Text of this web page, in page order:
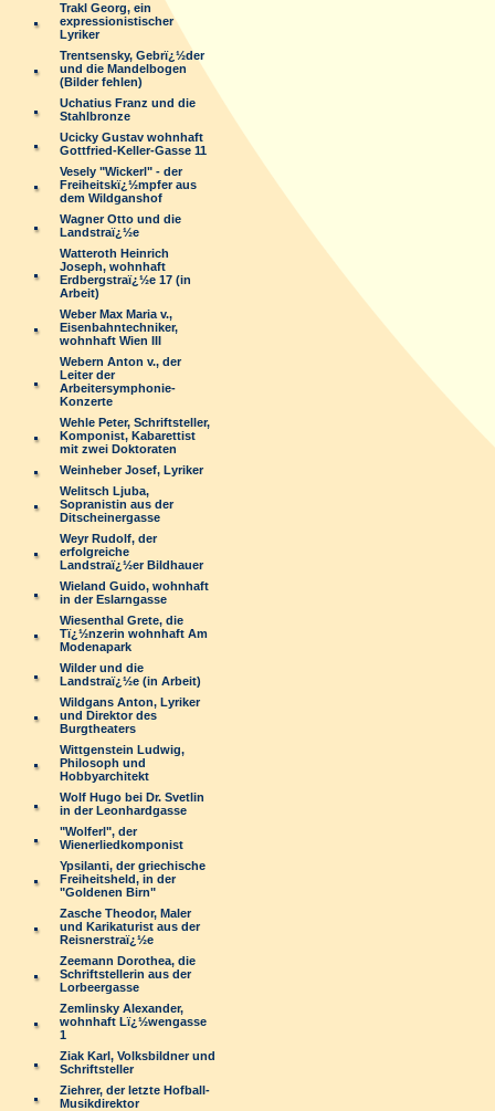
Trakl Georg, ein
expressionistischer
Lyriker
Trentsensky, Gebrï¿½der
und die Mandelbogen
(Bilder fehlen)
Uchatius Franz und die
Stahlbronze
Ucicky Gustav wohnhaft
Gottfried-Keller-Gasse 11
Vesely "Wickerl" - der
Freiheitskï¿½mpfer aus
dem Wildganshof
Wagner Otto und die
Landstraï¿½e
Watteroth Heinrich
Joseph, wohnhaft
Erdbergstraï¿½e 17 (in
Arbeit)
Weber Max Maria v.,
Eisenbahntechniker,
wohnhaft Wien III
Webern Anton v., der
Leiter der
Arbeitersymphonie-
Konzerte
Wehle Peter, Schriftsteller,
Komponist, Kabarettist
mit zwei Doktoraten
Weinheber Josef, Lyriker
Welitsch Ljuba,
Sopranistin aus der
Ditscheinergasse
Weyr Rudolf, der
erfolgreiche
Landstraï¿½er Bildhauer
Wieland Guido, wohnhaft
in der Eslarngasse
Wiesenthal Grete, die
Tï¿½nzerin wohnhaft Am
Modenapark
Wilder und die
Landstraï¿½e (in Arbeit)
Wildgans Anton, Lyriker
und Direktor des
Burgtheaters
Wittgenstein Ludwig,
Philosoph und
Hobbyarchitekt
Wolf Hugo bei Dr. Svetlin
in der Leonhardgasse
"Wolferl", der
Wienerliedkomponist
Ypsilanti, der griechische
Freiheitsheld, in der
"Goldenen Birn"
Zasche Theodor, Maler
und Karikaturist aus der
Reisnerstraï¿½e
Zeemann Dorothea, die
Schriftstellerin aus der
Lorbeergasse
Zemlinsky Alexander,
wohnhaft Lï¿½wengasse
1
Ziak Karl, Volksbildner und
Schriftsteller
Ziehrer, der letzte Hofball-
Musikdirektor